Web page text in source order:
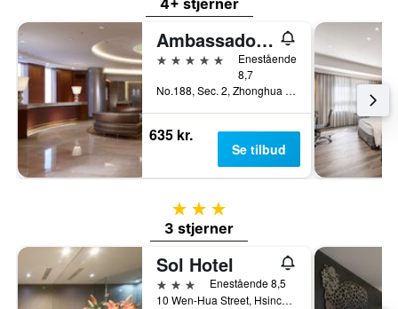
4+ stjerner
Ambassador Hotel - Hsinchu
5 stjerner
Enestående
8,7
No.188, Sec. 2, Zhonghua Rd., Hsinchu, Taiwan
635 kr.
Se tilbud
3 stjerner
3 stjerner
Sol Hotel
3 stjernerEnestående 8,5
10 Wen-Hua Street, Hsinchu, Taiwan